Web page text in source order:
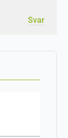
Svar